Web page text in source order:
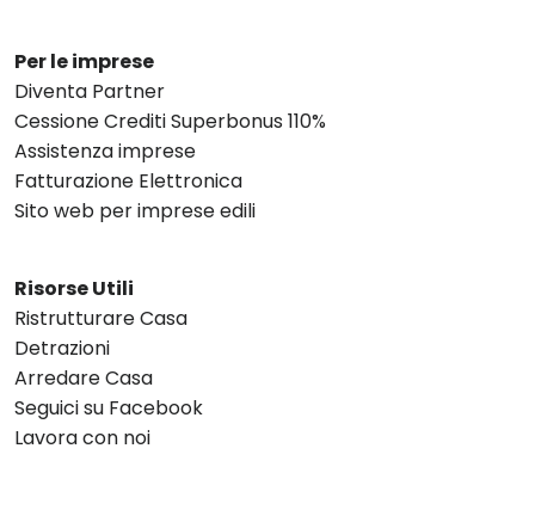
Per le imprese
Diventa Partner
Cessione Crediti Superbonus 110%
Assistenza imprese
Fatturazione Elettronica
Sito web per imprese edili
Risorse Utili
Ristrutturare Casa
Detrazioni
Arredare Casa
Seguici su Facebook
Lavora con noi